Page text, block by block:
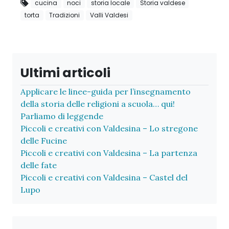
cucina noci storia locale
Storia valdese
torta
Tradizioni Valli Valdesi
Ultimi articoli
Applicare le linee-guida per l’insegnamento
della storia delle religioni a scuola… qui!
Parliamo di leggende
Piccoli e creativi con Valdesina – Lo stregone
delle Fucine
Piccoli e creativi con Valdesina – La partenza
delle fate
Piccoli e creativi con Valdesina – Castel del
Lupo